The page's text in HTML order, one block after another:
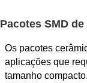
Pacotes SMD
Os pacotes
aplicações que
tamanho